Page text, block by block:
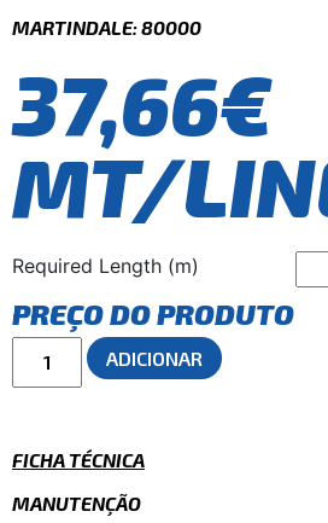
MARTINDALE: 80000
37,66€
MT/
Required Length (m)
PREÇO DO PRODUTO
ADICIONAR
FICHA TÉCNICA
MANUTENÇÃO